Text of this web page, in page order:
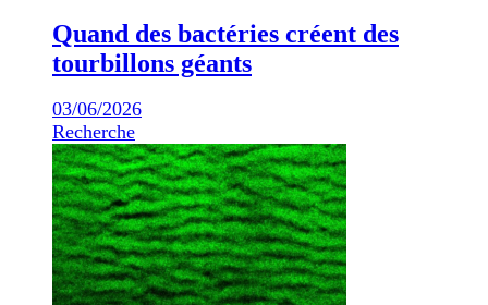
Quand des bactéries créent des
tourbillons géants
03/06/2026
Recherche